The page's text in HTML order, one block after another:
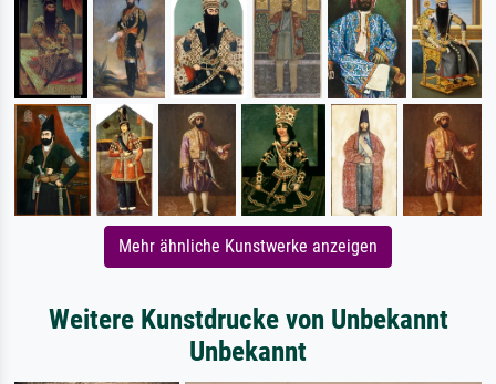
Mehr ähnliche Kunstwerke anzeigen
Weitere Kunstdrucke von Unbekannt
Unbekannt